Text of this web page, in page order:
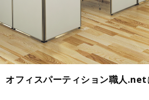
オフィスパーティション職人.net